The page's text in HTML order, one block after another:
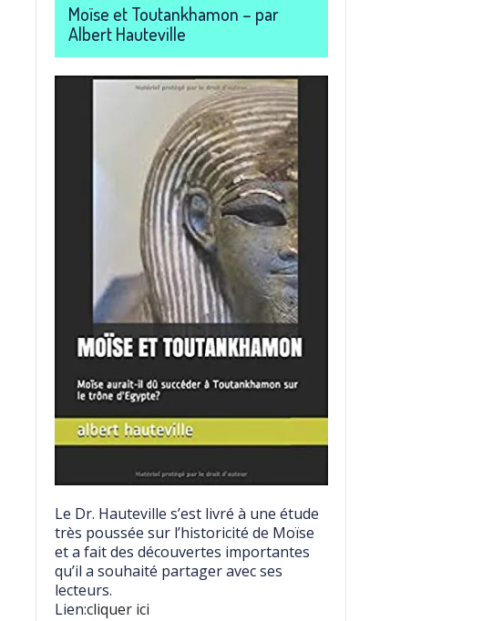
Moïse et Toutankhamon – par
Albert Hauteville
Le Dr. Hauteville s’est livré à une étude
très poussée sur l’historicité de Moïse
et a fait des découvertes importantes
qu’il a souhaité partager avec ses
lecteurs.
Lien:cliquer ici